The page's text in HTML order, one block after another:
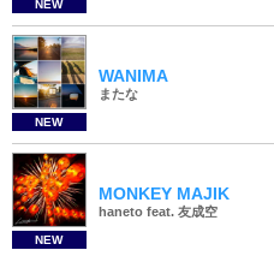
NEW
NEW
WANIMA
またな
NEW
MONKEY MAJIK
haneto feat. 友成空